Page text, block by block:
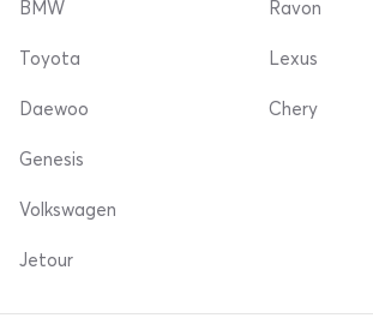
BMW
Toyota
Daewoo
Ravon
Lexus
Chery
Genesis
Volkswagen
Jetour